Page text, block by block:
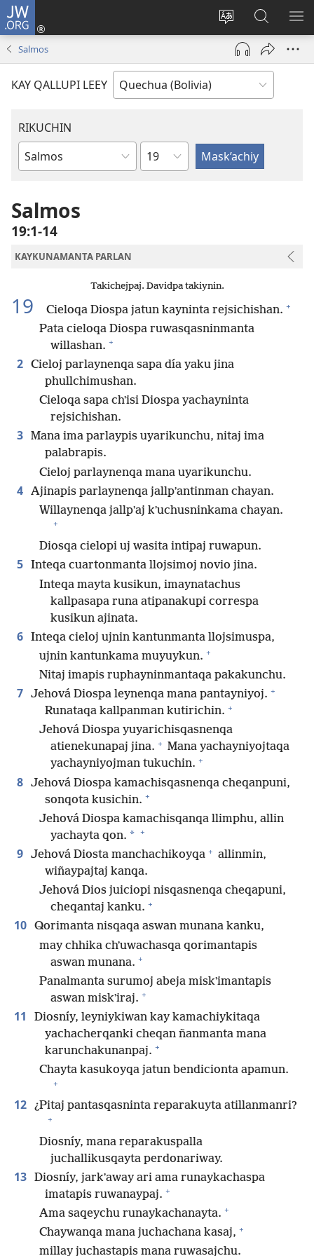
JW.ORG
Change
site
language
Yaykunapaj
(opens
window)
JW.ORG
nisqapi
Salmos
KAY QALLUPI LEEY
RIKUCHIN
Bibliamanta
Capítulo
Salmos
19:1-14
KAYKUNAMANTA PARLAN
Takichejpaj. Davidpa takiynin.
19 Cieloqa Diospa jatun kayninta rejsichishan. +
Pata cieloqa Diospa ruwasqasninmanta
willashan. +
2 Cieloj parlaynenqa sapa día yaku jina
phullchimushan.
Cieloqa sapa chʼisi Diospa yachayninta
rejsichishan.
3 Mana ima parlaypis uyarikunchu, nitaj ima
palabrapis.
Cieloj parlaynenqa mana uyarikunchu.
4 Ajinapis parlaynenqa jallpʼantinman chayan.
Willaynenqa jallpʼaj kʼuchusninkama chayan.
+
Diosqa cielopi uj wasita intipaj ruwapun.
5 Inteqa cuartonmanta llojsimoj novio jina.
Inteqa mayta kusikun, imaynatachus
kallpasapa runa atipanakupi correspa
kusikun ajinata.
6 Inteqa cieloj ujnin kantunmanta llojsimuspa,
ujnin kantunkama muyuykun. +
Nitaj imapis ruphayninmantaqa pakakunchu.
7 Jehová Diospa leynenqa mana pantayniyoj. +
Runataqa kallpanman kutirichin. +
Jehová Diospa yuyarichisqasnenqa
atienekunapaj jina. + Mana yachayniyojtaqa
yachayniyojman tukuchin. +
8 Jehová Diospa kamachisqasnenqa cheqanpuni,
sonqota kusichin. +
Jehová Diospa kamachisqanqa llimphu, allin
yachayta qon. * +
9 Jehová Diosta manchachikoyqa + allinmin,
wiñaypajtaj kanqa.
Jehová Dios juiciopi nisqasnenqa cheqapuni,
cheqantaj kanku. +
10 Qorimanta nisqaqa aswan munana kanku,
may chhika chʼuwachasqa qorimantapis
aswan munana. +
Panalmanta surumoj abeja miskʼimantapis
aswan miskʼiraj. +
11
Diosníy, leyniykiwan kay kamachiykitaqa
yachacherqanki cheqan ñanmanta mana
karunchakunanpaj. +
Chayta kasukoyqa jatun bendicionta apamun.
+
12 ¿Pitaj pantasqasninta reparakuyta atillanmanri?
+
Diosníy, mana reparakuspalla
juchallikusqayta perdonariway.
13 Diosníy, jarkʼaway ari ama runaykachaspa
imatapis ruwanaypaj. +
Ama saqeychu runaykachanayta. +
Chaywanqa mana juchachana kasaj, +
millay juchastapis mana ruwasajchu.